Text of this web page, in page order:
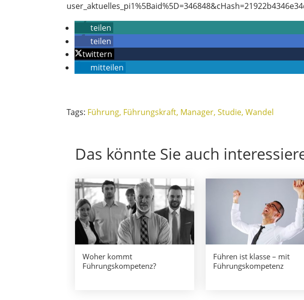
teilen
teilen
twittern
mitteilen
Tags: Führung Führungskraft Manager Studie Wandel
Das könnte Sie auch
Woher kommt
Führungskompetenz?
Führen ist klasse – mit
Führungskompetenz